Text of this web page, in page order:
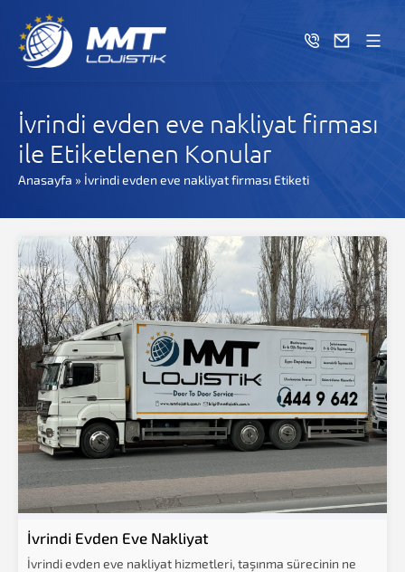
İvrindi evden eve nakliyat firması
ile Etiketlenen Konular
Anasayfa » İvrindi evden eve nakliyat firması Etiketi
İvrindi Evden Eve Nakliyat
İvrindi evden eve nakliyat hizmetleri, taşınma sürecinin ne